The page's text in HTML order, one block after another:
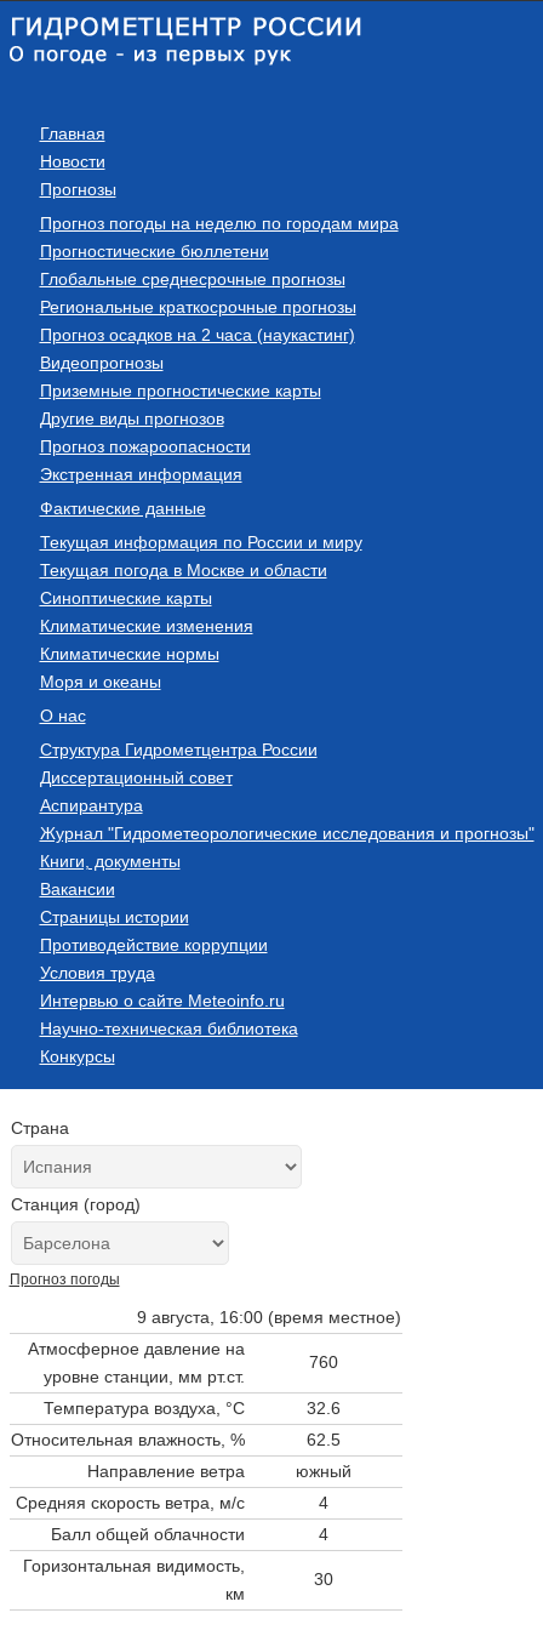
Главная
Новости
Прогнозы
Прогноз погоды на неделю по городам мира
Прогностические бюллетени
Глобальные среднесрочные прогнозы
Региональные краткосрочные прогнозы
Прогноз осадков на 2 часа (наукастинг)
Видеопрогнозы
Приземные прогностические карты
Другие виды прогнозов
Прогноз пожароопасности
Экстренная информация
Фактические данные
Текущая информация по России и миру
Текущая погода в Москве и области
Синоптические карты
Климатические изменения
Климатические нормы
Моря и океаны
О нас
Структура Гидрометцентра России
Диссертационный совет
Аспирантура
Журнал "Гидрометеорологические исследования и прогнозы"
Книги, документы
Вакансии
Страницы истории
Противодействие коррупции
Условия труда
Интервью о сайте Meteoinfo.ru
Научно-техническая библиотека
Конкурсы
Страна
Станция (город)
Прогноз погоды
9 августа, 16:00 (время местное)
Атмосферное давление на
уровне станции, мм рт.ст.
760
Температура воздуха, °C
32.6
Относительная влажность, %
62.5
Направление ветра
южный
Средняя скорость ветра, м/с
4
Балл общей облачности
4
Горизонтальная видимость,
км
30